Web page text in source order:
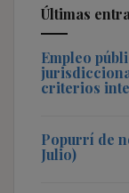
Últimas
Empleo
criterios
Popurrí de
Julio)